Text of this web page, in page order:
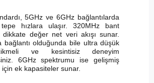
5GHz ve 6GHz bağlantılarda
hızlara ulaşır. 320MHz bant
değer net veri akışı sunar.
bağlantı olduğunda bile ultra düşük
ve kesintisiz deneyim
6GHz spektrumu ise gelişmiş
ek kapasiteler sunar.